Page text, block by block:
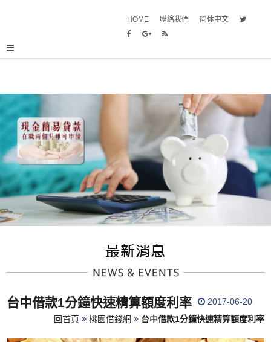
HOME 聯絡我們 简体中文
台中借款1分鐘快速精算額度利率
2017-06-20
回首頁
桃園借錢網 台中借款1分鐘快速精算額度利率